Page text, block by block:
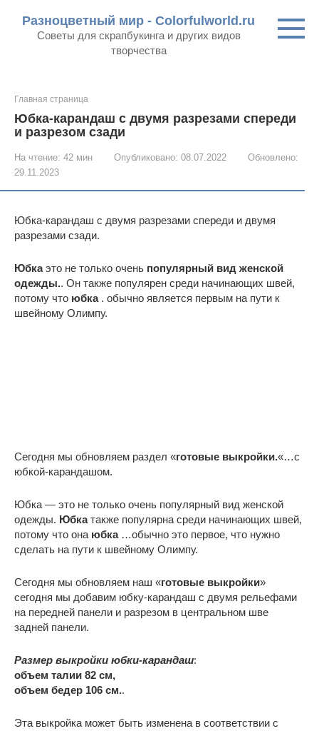
контенту
Разноцветный мир - Colorfulworld.ru
Советы для скрапбукинга и других видов
творчества
Главная страница
Юбка-карандаш с двумя разрезами спереди
и разрезом сзади
На чтение: 42 мин Опубликовано: 08.07.2022
Обновлено:
29.11.2023
Юбка-карандаш с двумя разрезами спереди и двумя
разрезами сзади.
Юбкаэто не только очень популярный вид женской
одежды.. Он также популярен среди начинающих швей,
потому что юбка. обычно является первым на пути к
швейному Олимпу.
Сегодня мы обновляем раздел «готовые выкройки.«…с
юбкой-карандашом.
Юбка — это не только очень популярный вид женской
одежды. Юбкатакже популярна среди начинающих швей,
потому что она юбка…обычно это первое, что нужно
сделать на пути к швейному Олимпу.
Сегодня мы обновляем наш «готовые выкройки»
сегодня мы добавим юбку-карандаш с двумя рельефами
на передней панели и разрезом в центральном шве
задней панели.
Размер выкройки юбки-карандаш:
объем талии 82 см,
объем бедер 106 см..
Эта выкройка может быть изменена в соответствии с